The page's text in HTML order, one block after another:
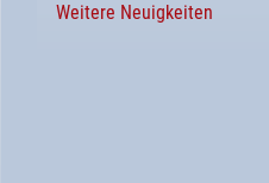
Weitere Neuigkeiten